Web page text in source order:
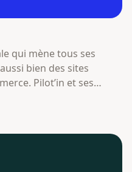
qui mène tous ses
bien des sites
Pilot’in et ses
attractif et technique